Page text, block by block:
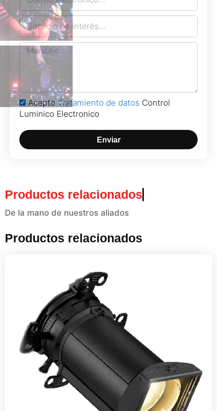
AceptoTratamiento de datos Control
Luminico Electronico
Enviar
Productos relacionados
De la mano de nuestros aliados
Productos relacionados